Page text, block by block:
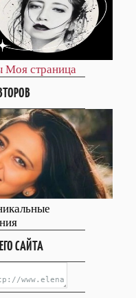
Моя страница
САЙТА